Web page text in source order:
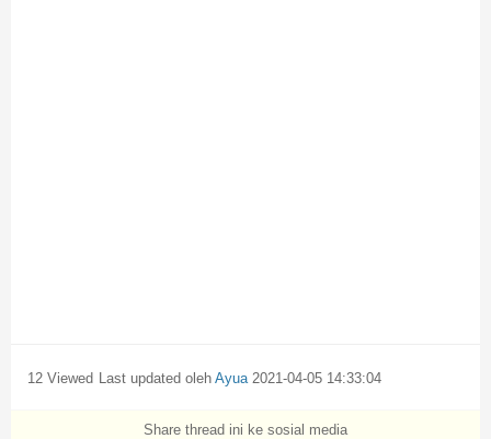
12 Viewed Last updated oleh Ayua 2021-04-05 14:33:04
Share thread ini ke sosial media